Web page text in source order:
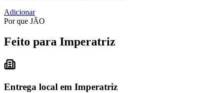
Adicionar
Por que JÃO
Feito para Imperatriz
Entrega local em Imperatriz